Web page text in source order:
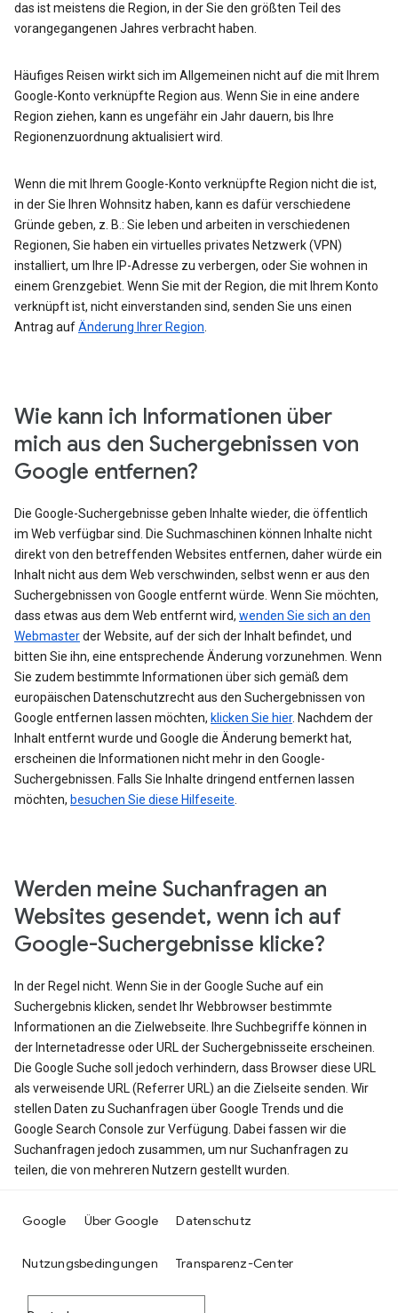
das ist meistens die Region, in der Sie den größten Teil des
vorangegangenen Jahres verbracht haben.
Häufiges Reisen wirkt sich im Allgemeinen nicht auf die mit Ihrem
Google-Konto verknüpfte Region aus. Wenn Sie in eine andere
Region ziehen, kann es ungefähr ein Jahr dauern, bis Ihre
Regionenzuordnung aktualisiert wird.
Wenn die mit Ihrem Google-Konto verknüpfte Region nicht die ist,
in der Sie Ihren Wohnsitz haben, kann es dafür verschiedene
Gründe geben, z. B.: Sie leben und arbeiten in verschiedenen
Regionen, Sie haben ein virtuelles privates Netzwerk (VPN)
installiert, um Ihre IP-Adresse zu verbergen, oder Sie wohnen in
einem Grenzgebiet. Wenn Sie mit der Region, die mit Ihrem Konto
verknüpft ist, nicht einverstanden sind, senden Sie uns einen
Antrag aufÄnderung Ihrer Region
Wie kann ich Informationen über
mich aus den Suchergebnissen von
Google entfernen?
Die Google-Suchergebnisse geben Inhalte wieder, die öffentlich
im Web verfügbar sind. Die Suchmaschinen können Inhalte nicht
direkt von den betreffenden Websites entfernen, daher würde ein
Inhalt nicht aus dem Web verschwinden, selbst wenn er aus den
Suchergebnissen von Google entfernt würde. Wenn Sie möchten,
dass etwas aus dem Web entfernt wird, wenden Sie sich an den
Webmasterder Website, auf der sich der Inhalt befindet, und
bitten Sie ihn, eine entsprechende Änderung vorzunehmen. Wenn
Sie zudem bestimmte Informationen über sich gemäß dem
europäischen Datenschutzrecht aus den Suchergebnissen von
Google entfernen lassen möchten, klicken Sie hier. Nachdem der
Inhalt entfernt wurde und Google die Änderung bemerkt hat,
erscheinen die Informationen nicht mehr in den Google-
Suchergebnissen. Falls Sie Inhalte dringend entfernen lassen
möchten, besuchen Sie diese Hilfeseite
Werden meine Suchanfragen an
Websites gesendet, wenn ich auf
Google-Suchergebnisse klicke?
In der Regel nicht. Wenn Sie in der Google Suche auf ein
Suchergebnis klicken, sendet Ihr Webbrowser bestimmte
Informationen an die Zielwebseite. Ihre Suchbegriffe können in
der Internetadresse oder URL der Suchergebnisseite erscheinen.
Die Google Suche soll jedoch verhindern, dass Browser diese URL
als verweisende URL (Referrer URL) an die Zielseite senden. Wir
stellen Daten zu Suchanfragen über Google Trends und die
Google Search Console zur Verfügung. Dabei fassen wir die
Suchanfragen jedoch zusammen, um nur Suchanfragen zu
teilen, die von mehreren Nutzern gestellt wurden.
Google Über Google Datenschutz
Nutzungsbedingungen Transparenz-Center